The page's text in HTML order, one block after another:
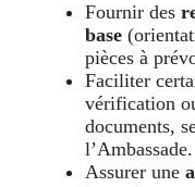
Fournir des
base
pièces à
Faciliter
vérification
documents,
l’Ambassade.
Assurer une